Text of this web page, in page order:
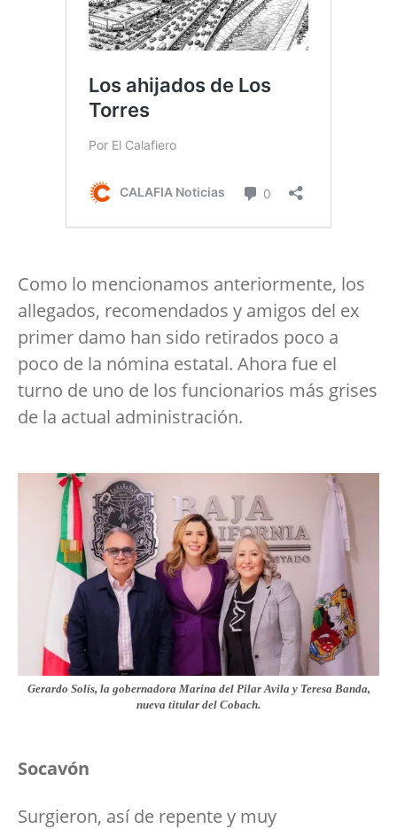
Como lo mencionamos anteriormente, los
allegados, recomendados y amigos del ex
primer damo han sido retirados poco a
poco de la nómina estatal. Ahora fue el
turno de uno de los funcionarios más grises
de la actual administración.
Gerardo Solís, la gobernadora Marina del Pilar Avila y Teresa Banda,
nueva titular del Cobach.
Socavón
Surgieron, así de repente y muy